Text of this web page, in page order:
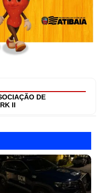
DE
II